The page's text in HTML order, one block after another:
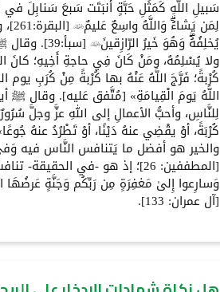
سَبيلِ اللَّهِ كَمَثَلِ حَبَّةٍ أَنبَتَت سَبعَ سَنابِلَ
لِمَن
يُخلِفُهُۖ وَهُوَ خَيرُ
ولا يُسْلِمُهُ، ومَنْ كَانَ فِي حاجةِ أَخِيهِ؛
كُرْبةً؛ فَرَّجَ اللَّهُ عَنْهُ بها كُرْبةً مِنْ كُرَبِ يوم
اللَّهُ يَومَ الْقِيامَةِ» [مُتَّفق عَليه]. وقال ﷺ
لِلنَّاسِ، وأحبُّ الأعمالِ إلى اللهِ عزَّ وجلَّ
كُرْبَةً، أوْ يقْضِي عنهُ دَيْنًا، أوْ تَطْرُدُ عنهُ
والخير هو أفضل ما يَتنافس النَّاس فيه
[المطففين: 26]؛ إذ هو -في
وَسارِعوا إِلىٰ مَغفِرَةٍ مِن رَبِّكُم وَجَنَّةٍ عَرضُهَا
[آل عمران: 133].